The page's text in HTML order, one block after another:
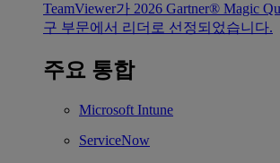
TeamViewer가 2026 Gartner® Magic
구 부문에서 리더로 선정되었습니다.
주요 통합
Microsoft Intune
ServiceNow